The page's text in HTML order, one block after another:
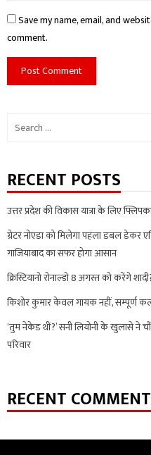
Save my name, email, and
comment.
Search
RECENT POSTS
उत्तर प्रदेश की विकास यात्रा के लिए
ग्रेटर नोएडा को मिलेगा पहला डबल
गाजियाबाद का सफर होगा आसान
क्रिस्टियानो रोनाल्डो 8 अगस्त को करेंगे
किशोर कुमार केवल गायक नहीं, सम्पूर्ण
‘तुम नेकेड थीं?’ सनी लियोनी के खुलासे ने
परिवार
RECENT